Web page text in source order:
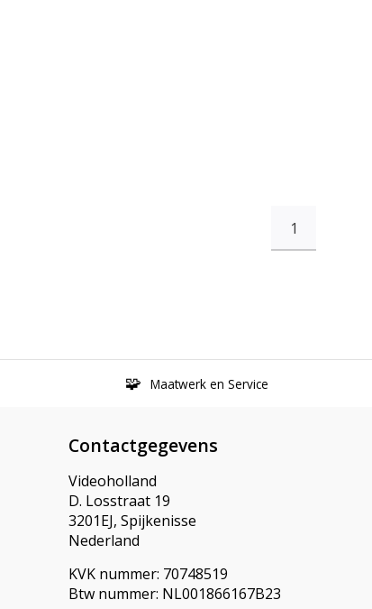
1
Maatwerk en Service
Contactgegevens
Videoholland
D. Losstraat 19
3201EJ, Spijkenisse
Nederland
KVK nummer: 70748519
Btw nummer: NL001866167B23